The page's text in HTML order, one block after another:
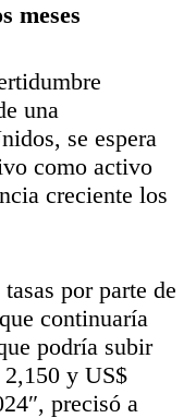
meses
una
se espera
como activo
creciente los
por parte de
continuaría
podría subir
2,150 y US$
precisó a